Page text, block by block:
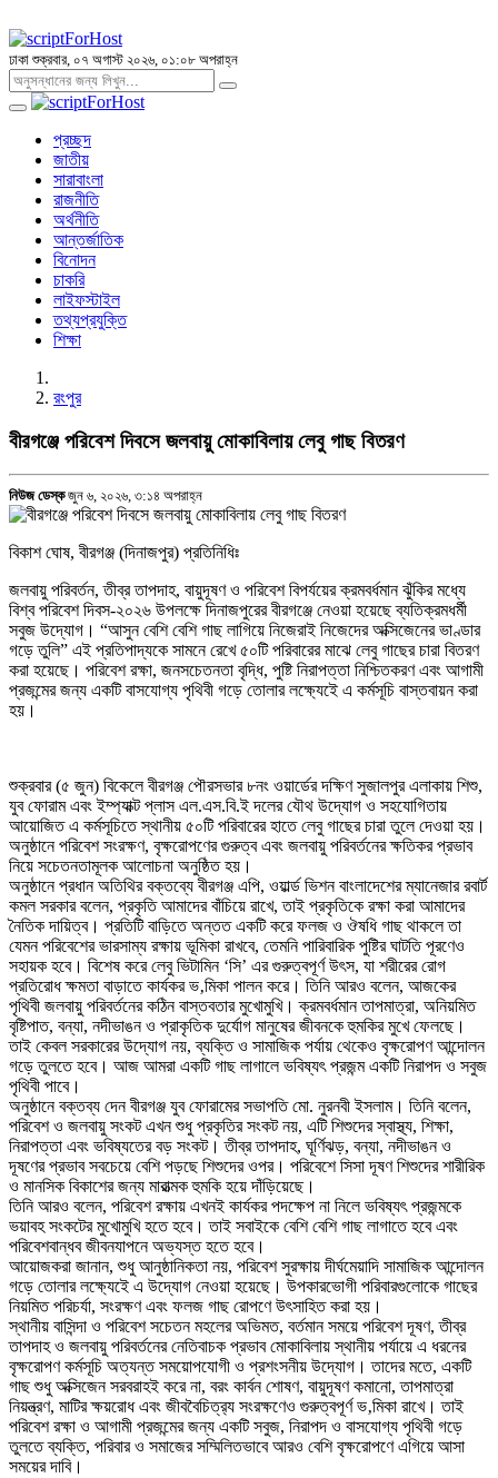
ঢাকা শুক্রবার, ০৭ অগাস্ট ২০২৬, ০১:০৮ অপরাহ্ন
প্রচ্ছদ
জাতীয়
সারাবাংলা
রাজনীতি
অর্থনীতি
আন্তর্জাতিক
বিনোদন
চাকরি
লাইফস্টাইল
তথ্যপ্রযুক্তি
শিক্ষা
রংপুর
বীরগঞ্জে পরিবেশ দিবসে জলবায়ু মোকাবিলায় লেবু গাছ বিতরণ
নিউজ ডেস্ক জুন ৬, ২০২৬, ৩:১৪ অপরাহ্ন
বিকাশ ঘোষ, বীরগঞ্জ (দিনাজপুর) প্রতিনিধিঃ
জলবায়ু পরিবর্তন, তীব্র তাপদাহ, বায়ুদূষণ ও পরিবেশ বিপর্যয়ের ক্রমবর্ধমান ঝুঁকির মধ্যে
বিশ্ব পরিবেশ দিবস-২০২৬ উপলক্ষে দিনাজপুরের বীরগঞ্জে নেওয়া হয়েছে ব্যতিক্রমধর্মী
সবুজ উদ্যোগ। “আসুন বেশি বেশি গাছ লাগিয়ে নিজেরাই নিজেদের অক্সিজেনের ভাণ্ডার
গড়ে তুলি” এই প্রতিপাদ্যকে সামনে রেখে ৫০টি পরিবারের মাঝে লেবু গাছের চারা বিতরণ
করা হয়েছে। পরিবেশ রক্ষা, জনসচেতনতা বৃদ্ধি, পুষ্টি নিরাপত্তা নিশ্চিতকরণ এবং আগামী
প্রজন্মের জন্য একটি বাসযোগ্য পৃথিবী গড়ে তোলার লক্ষ্যেইে এ কর্মসূচি বাস্তবায়ন করা
হয়।
শুক্রবার (৫ জুন) বিকেলে বীরগঞ্জ পৌরসভার ৮নং ওয়ার্ডের দক্ষিণ সুজালপুর এলাকায় শিশু,
যুব ফোরাম এবং ইম্প্যাক্ট প্লাস এল.এস.বি.ই দলের যৌথ উদ্যোগ ও সহযোগিতায়
আয়োজিত এ কর্মসূচিতে স্থানীয় ৫০টি পরিবারের হাতে লেবু গাছের চারা তুলে দেওয়া হয়।
অনুষ্ঠানে পরিবেশ সংরক্ষণ, বৃক্ষরোপণের গুরুত্ব এবং জলবায়ু পরিবর্তনের ক্ষতিকর প্রভাব
নিয়ে সচেতনতামূলক আলোচনা অনুষ্ঠিত হয়।
অনুষ্ঠানে প্রধান অতিথির বক্তব্যে বীরগঞ্জ এপি, ওয়ার্ল্ড ভিশন বাংলাদেশের ম্যানেজার রবার্ট
কমল সরকার বলেন, প্রকৃতি আমাদের বাঁচিয়ে রাখে, তাই প্রকৃতিকে রক্ষা করা আমাদের
নৈতিক দায়িত্ব। প্রতিটি বাড়িতে অন্তত একটি করে ফলজ ও ঔষধি গাছ থাকলে তা
যেমন পরিবেশের ভারসাম্য রক্ষায় ভূমিকা রাখবে, তেমনি পারিবারিক পুষ্টির ঘাটতি পূরণেও
সহায়ক হবে। বিশেষ করে লেবু ভিটামিন ‘সি’ এর গুরুত্বপূর্ণ উৎস, যা শরীরের রোগ
প্রতিরোধ ক্ষমতা বাড়াতে কার্যকর ভ‚মিকা পালন করে। তিনি আরও বলেন, আজকের
পৃথিবী জলবায়ু পরিবর্তনের কঠিন বাস্তবতার মুখোমুখি। ক্রমবর্ধমান তাপমাত্রা, অনিয়মিত
বৃষ্টিপাত, বন্যা, নদীভাঙন ও প্রাকৃতিক দুর্যোগ মানুষের জীবনকে হুমকির মুখে ফেলছে।
তাই কেবল সরকারের উদ্যোগ নয়, ব্যক্তি ও সামাজিক পর্যায় থেকেও বৃক্ষরোপণ আন্দোলন
গড়ে তুলতে হবে। আজ আমরা একটি গাছ লাগালে ভবিষ্যৎ প্রজন্ম একটি নিরাপদ ও সবুজ
পৃথিবী পাবে।
অনুষ্ঠানে বক্তব্য দেন বীরগঞ্জ যুব ফোরামের সভাপতি মো. নুরনবী ইসলাম। তিনি বলেন,
পরিবেশ ও জলবায়ু সংকট এখন শুধু প্রকৃতির সংকট নয়, এটি শিশুদের স্বাস্থ্য, শিক্ষা,
নিরাপত্তা এবং ভবিষ্যতের বড় সংকট। তীব্র তাপদাহ, ঘূর্ণিঝড়, বন্যা, নদীভাঙন ও
দূষণের প্রভাব সবচেয়ে বেশি পড়ছে শিশুদের ওপর। পরিবেশে সিসা দূষণ শিশুদের শারীরিক
ও মানসিক বিকাশের জন্য মারাত্মক হুমকি হয়ে দাঁড়িয়েছে।
তিনি আরও বলেন, পরিবেশ রক্ষায় এখনই কার্যকর পদক্ষেপ না নিলে ভবিষ্যৎ প্রজন্মকে
ভয়াবহ সংকটের মুখোমুখি হতে হবে। তাই সবাইকে বেশি বেশি গাছ লাগাতে হবে এবং
পরিবেশবান্ধব জীবনযাপনে অভ্যস্ত হতে হবে।
আয়োজকরা জানান, শুধু আনুষ্ঠানিকতা নয়, পরিবেশ সুরক্ষায় দীর্ঘমেয়াদি সামাজিক আন্দোলন
গড়ে তোলার লক্ষ্যেইে এ উদ্যোগ নেওয়া হয়েছে। উপকারভোগী পরিবারগুলোকে গাছের
নিয়মিত পরিচর্যা, সংরক্ষণ এবং ফলজ গাছ রোপণে উৎসাহিত করা হয়।
স্থানীয় বাসিন্দা ও পরিবেশ সচেতন মহলের অভিমত, বর্তমান সময়ে পরিবেশ দূষণ, তীব্র
তাপদাহ ও জলবায়ু পরিবর্তনের নেতিবাচক প্রভাব মোকাবিলায় স্থানীয় পর্যায়ে এ ধরনের
বৃক্ষরোপণ কর্মসূচি অত্যন্ত সময়োপযোগী ও প্রশংসনীয় উদ্যোগ। তাদের মতে, একটি
গাছ শুধু অক্সিজেন সরবরাহই করে না, বরং কার্বন শোষণ, বায়ুদূষণ কমানো, তাপমাত্রা
নিয়ন্ত্রণ, মাটির ক্ষয়রোধ এবং জীববৈচিত্র‍্য সংরক্ষণেও গুরুত্বপূর্ণ ভ‚মিকা রাখে। তাই
পরিবেশ রক্ষা ও আগামী প্রজন্মের জন্য একটি সবুজ, নিরাপদ ও বাসযোগ্য পৃথিবী গড়ে
তুলতে ব্যক্তি, পরিবার ও সমাজের সম্মিলিতভাবে আরও বেশি বৃক্ষরোপণে এগিয়ে আসা
সময়ের দাবি।